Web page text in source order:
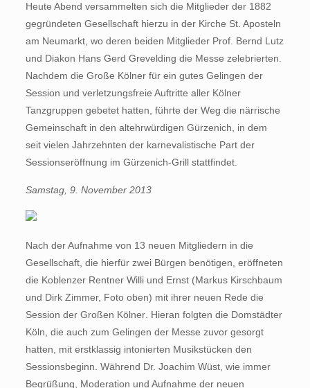
Heute Abend versammelten sich die Mitglieder der 1882
gegründeten Gesellschaft hierzu in der Kirche St. Aposteln
am Neumarkt, wo deren beiden Mitglieder Prof. Bernd Lutz
und Diakon Hans Gerd Grevelding die Messe zelebrierten.
Nachdem die Große Kölner für ein gutes Gelingen der
Session und verletzungsfreie Auftritte aller Kölner
Tanzgruppen gebetet hatten, führte der Weg die närrische
Gemeinschaft in den altehrwürdigen Gürzenich, in dem
seit vielen Jahrzehnten der karnevalistische Part der
Sessionseröffnung im Gürzenich-Grill stattfindet.
Samstag, 9. November 2013
Nach der Aufnahme von 13 neuen Mitgliedern in die
Gesellschaft, die hierfür zwei Bürgen benötigen, eröffneten
die Koblenzer Rentner Willi und Ernst (Markus Kirschbaum
und Dirk Zimmer, Foto oben) mit ihrer neuen Rede die
Session der Großen Kölner. Hieran folgten die Domstädter
Köln, die auch zum Gelingen der Messe zuvor gesorgt
hatten, mit erstklassig intonierten Musikstücken den
Sessionsbeginn. Während Dr. Joachim Wüst, wie immer
Begrüßung, Moderation und Aufnahme der neuen